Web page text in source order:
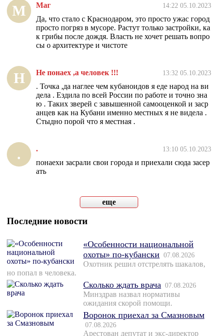
М Маг 14:22 05.10.2023
Да, что стало с Краснодаром, это просто ужас город
просто погряз в мусоре. Растут только застройки, ка
к грибы после дождя. Власть не хочет решать вопро
сы о архитектуре и чистоте
Н Не понаех ,а человек !!! 13:32 05.10.2023
. Точка ,да наглее чем кубаноидов я еде народ на ви
дела . Ездила по всей России по работе и точно зна
ю . Таких зверей с завышенной самооценкой и заср
анцев как на Кубани именно местных я не видела .
Стыдно порой что я местная .
. . 13:10 05.10.2023
понаехи засрали свои города и приехали сюда засер
ать
еще
Последние новости
«Особенности национальной
охоты» по-кубански 07.08.2026
Охотник решил отстрелять шакалов,
но попал в человека.
Сколько ждать врача 07.08.2026
Минздрав назвал нормативы
ожидания скорой помощи.
Воронок приехал за Смазновым
07.08.2026
Арестован депутат и экс-директор